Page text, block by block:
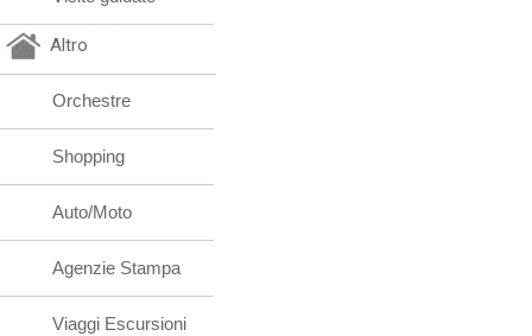
Altro
Orchestre
Shopping
Auto/Moto
Agenzie Stampa
Viaggi Escursioni